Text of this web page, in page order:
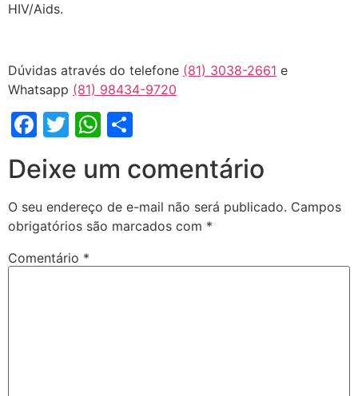
HIV/Aids.
Dúvidas através do telefone (81) 3038-2661 e
Whatsapp (81) 98434-9720
Facebook
TwitterWhatsApp
Deixe um comentário
O seu endereço de e-mail não será publicado. Campos
obrigatórios são marcados com *
Comentário *